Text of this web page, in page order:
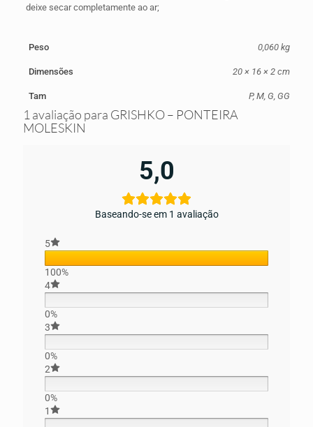
deixe secar completamente ao ar;
Peso 0,060 kg
Dimensões 20 × 16 × 2 cm
Tam P, M, G, GG
1 avaliação para GRISHKO – PONTEIRA
MOLESKIN
5,0
Baseando-se em 1 avaliação
5
100%
4
0%
3
0%
2
0%
1